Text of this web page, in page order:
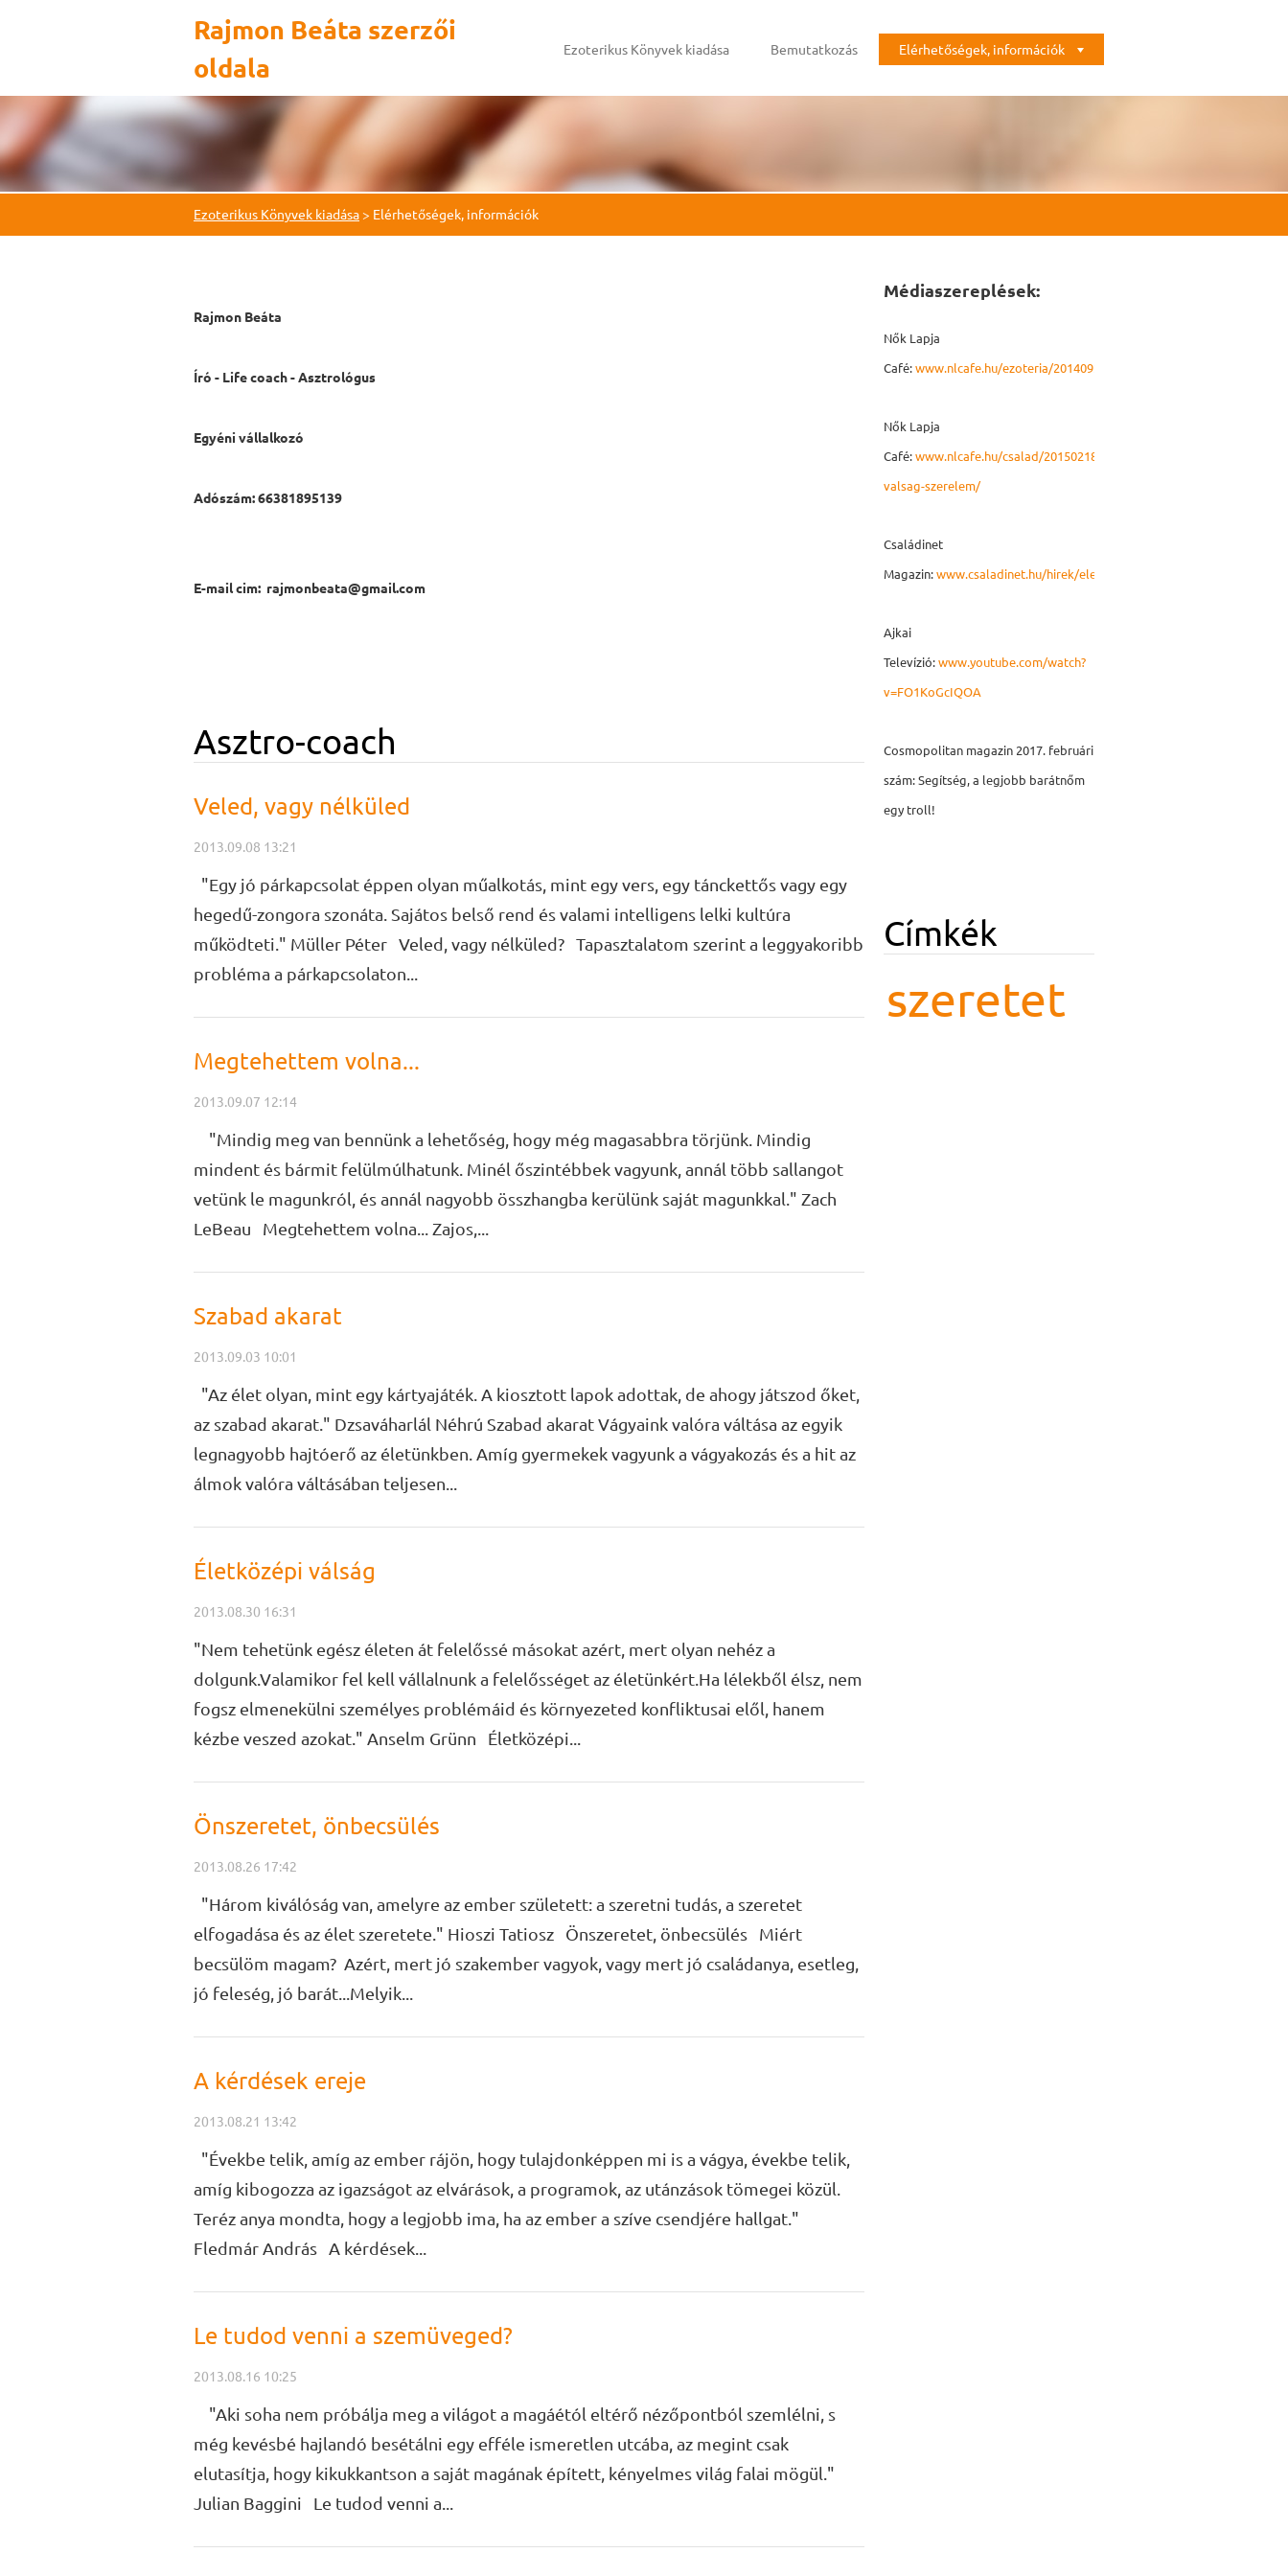
Rajmon Beáta szerzői
oldala
Ezoterikus Könyvek kiadása Bemutatkozás Elérhetőségek, információk
Ezoterikus Könyvek kiadása> Elérhetőségek, információk
Rajmon Beáta
Író - Life coach - Asztrológus
Egyéni vállalkozó
Adószám: 66381895139
E-mail cim: rajmonbeata@gmail.com
Asztro-coach
Veled, vagy nélküled
2013.09.08 13:21
"Egy jó párkapcsolat éppen olyan műalkotás, mint egy vers, egy tánckettős vagy egy
hegedű-zongora szonáta. Sajátos belső rend és valami intelligens lelki kultúra
működteti." Müller Péter Veled, vagy nélküled? Tapasztalatom szerint a leggyakoribb
probléma a párkapcsolaton...
Megtehettem volna...
2013.09.07 12:14
"Mindig meg van bennünk a lehetőség, hogy még magasabbra törjünk. Mindig
mindent és bármit felülmúlhatunk. Minél őszintébbek vagyunk, annál több sallangot
vetünk le magunkról, és annál nagyobb összhangba kerülünk saját magunkkal." Zach
LeBeau Megtehettem volna... Zajos,...
Szabad akarat
2013.09.03 10:01
"Az élet olyan, mint egy kártyajáték. A kiosztott lapok adottak, de ahogy játszod őket,
az szabad akarat." Dzsaváharlál Néhrú Szabad akarat Vágyaink valóra váltása az egyik
legnagyobb hajtóerő az életünkben. Amíg gyermekek vagyunk a vágyakozás és a hit az
álmok valóra váltásában teljesen...
Életközépi válság
2013.08.30 16:31
"Nem tehetünk egész életen át felelőssé másokat azért, mert olyan nehéz a
dolgunk.Valamikor fel kell vállalnunk a felelősséget az életünkért.Ha lélekből élsz, nem
fogsz elmenekülni személyes problémáid és környezeted konfliktusai elől, hanem
kézbe veszed azokat." Anselm Grünn Életközépi...
Önszeretet, önbecsülés
2013.08.26 17:42
"Három kiválóság van, amelyre az ember született: a szeretni tudás, a szeretet
elfogadása és az élet szeretete." Hioszi Tatiosz Önszeretet, önbecsülés Miért
becsülöm magam? Azért, mert jó szakember vagyok, vagy mert jó családanya, esetleg,
jó feleség, jó barát...Melyik...
A kérdések ereje
2013.08.21 13:42
"Évekbe telik, amíg az ember rájön, hogy tulajdonképpen mi is a vágya, évekbe telik,
amíg kibogozza az igazságot az elvárások, a programok, az utánzások tömegei közül.
Teréz anya mondta, hogy a legjobb ima, ha az ember a szíve csendjére hallgat."
Fledmár András A kérdések...
Le tudod venni a szemüveged?
2013.08.16 10:25
"Aki soha nem próbálja meg a világot a magáétól eltérő nézőpontból szemlélni, s
még kevésbé hajlandó besétálni egy efféle ismeretlen utcába, az megint csak
elutasítja, hogy kikukkantson a saját magának épített, kényelmes világ falai mögül."
Julian Baggini Le tudod venni a...
Médiaszereplések:
Nők Lapja
Café:www.nlcafe.hu/ezoteria/20140926/mmegbocsatas/
Nők Lapja
Café:www.nlcafe.hu/csalad/20150218/hazassag-
valsag-szerelem/
Családinet
Magazin:www.csaladinet.hu/hirek/eletmod/egeszseg/22158/
Ajkai
Televízió:www.youtube.com/watch?
v=FO1KoGcIQOA
Cosmopolitan magazin 2017. februári
szám: Segítség, a legjobb barátnőm
egy troll!
Címkék
szeretet